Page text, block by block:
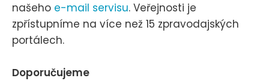
našeho e-mail servisu. Veřejnosti je
zpřístupníme na více než 15 zpravodajských
portálech.
Doporučujeme